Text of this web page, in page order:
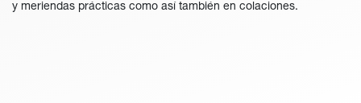
y meriendas prácticas como así también en colaciones.